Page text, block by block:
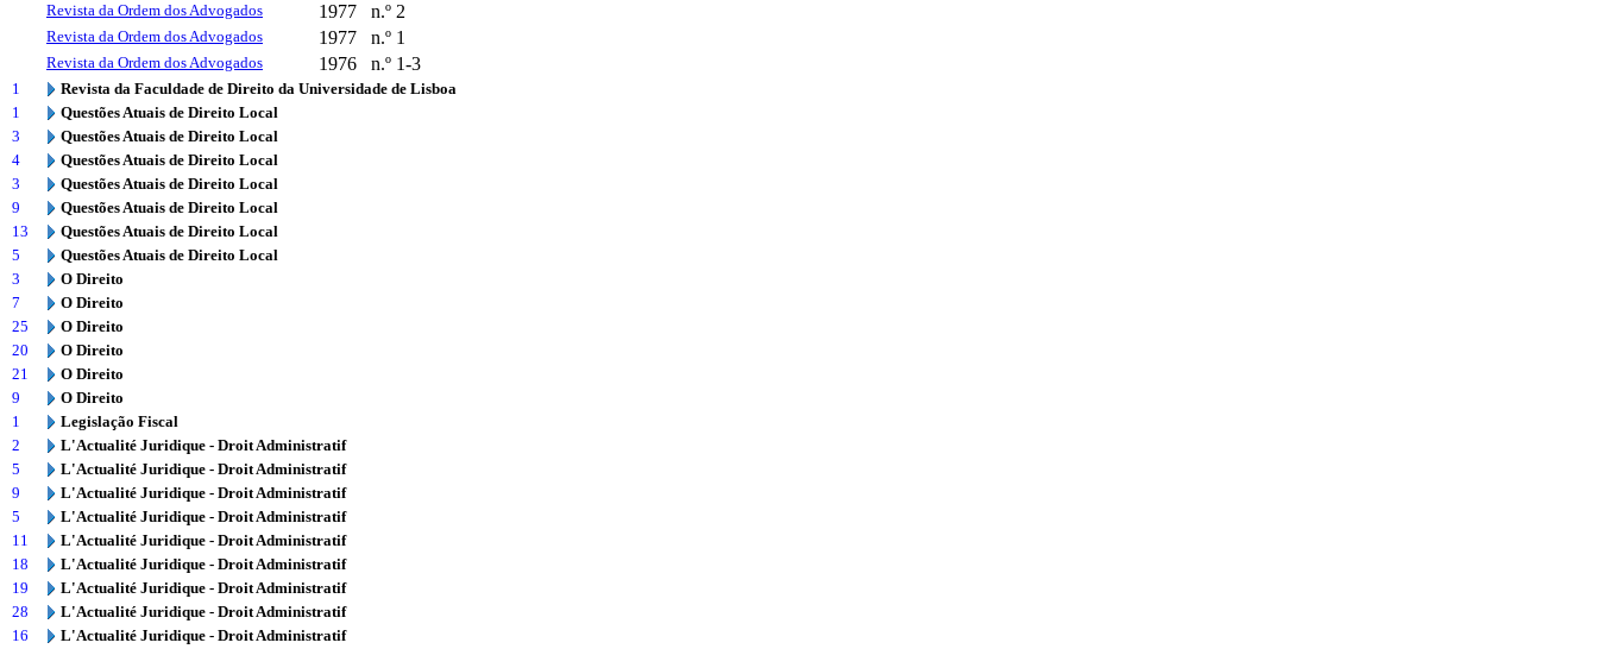
Revista da Ordem dos Advogados 1977 n.º 2
Revista da Ordem dos Advogados 1977 n.º 1
Revista da Ordem dos Advogados 1976 n.º 1-3
1
Revista da Faculdade de Direito da Universidade de Lisboa
1
Questões Atuais de Direito Local
3
Questões Atuais de Direito Local
4
Questões Atuais de Direito Local
3
Questões Atuais de Direito Local
9
Questões Atuais de Direito Local
13
Questões Atuais de Direito Local
5
Questões Atuais de Direito Local
3
O Direito
7
O Direito
25
O Direito
20
O Direito
21
O Direito
9
O Direito
1
Legislação Fiscal
2
L'Actualité Juridique - Droit Administratif
5
L'Actualité Juridique - Droit Administratif
9
L'Actualité Juridique - Droit Administratif
5
L'Actualité Juridique - Droit Administratif
11
L'Actualité Juridique - Droit Administratif
18
L'Actualité Juridique - Droit Administratif
19
L'Actualité Juridique - Droit Administratif
28
L'Actualité Juridique - Droit Administratif
16
L'Actualité Juridique - Droit Administratif